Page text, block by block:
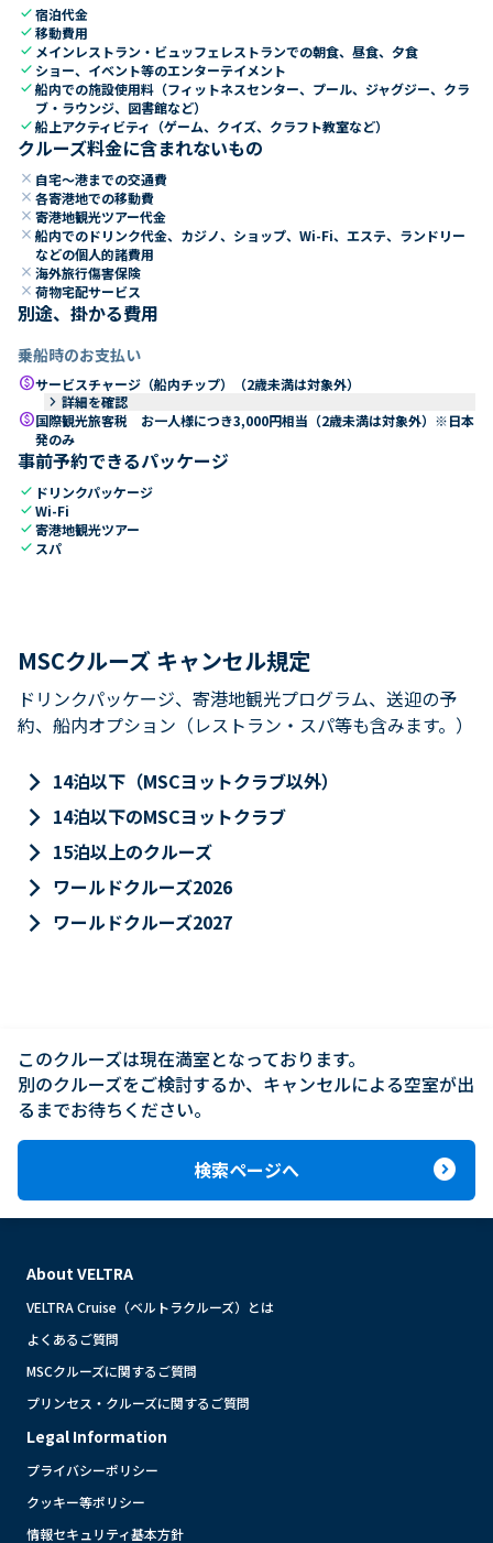
check宿泊代金
check移動費用
check メインレストラン・ビュッフェレストランでの朝食、昼食、夕食
check ショー、イベント等のエンターテイメント
check船内での施設使用料（フィットネスセンター、プール、ジャグジー、クラ
ブ・ラウンジ、図書館など）
check船上アクティビティ（ゲーム、クイズ、クラフト教室など）
クルーズ料金に含まれないもの
close 自宅～港までの交通費
close 各寄港地での移動費
close 寄港地観光ツアー代金
close 船内でのドリンク代金、カジノ、ショップ、Wi-Fi、エステ、ランドリー
などの個人的諸費用
close 海外旅行傷害保険
close 荷物宅配サービス
別途、掛かる費用
乗船時のお支払い
paidサービスチャージ（船内チップ）（2歳未満は対象外）
keyboard_arrow_right 詳細を確認
paid国際観光旅客税 お一人様につき3,000円相当（2歳未満は対象外）※日本
発のみ
事前予約できるパッケージ
check ドリンクパッケージ
checkWi-Fi
check寄港地観光ツアー
check スパ
MSCクルーズ キャンセル規定
ドリンクパッケージ、寄港地観光プログラム、送迎の予
約、船内オプション（レストラン・スパ等も含みます。）
keyboard_arrow_right 14泊以下（MSCヨットクラブ以外）
keyboard_arrow_right 14泊以下のMSCヨットクラブ
keyboard_arrow_right 15泊以上のクルーズ
keyboard_arrow_right ワールドクルーズ2026
keyboard_arrow_right ワールドクルーズ2027
このクルーズは現在満室となっております。
別のクルーズをご検討するか、キャンセルによる空室が出
るまでお待ちください。
検索ページへ expand_circle_right
About VELTRA
VELTRA Cruise（ベルトラクルーズ）とは
よくあるご質問
MSCクルーズに関するご質問
プリンセス・クルーズに関するご質問
Legal Information
プライバシーポリシー
クッキー等ポリシー
情報セキュリティ基本方針